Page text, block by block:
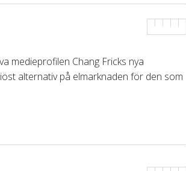
medieprofilen Chang Fricks nya
alternativ på elmarknaden för den som